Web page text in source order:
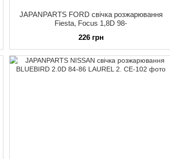
JAPANPARTS FORD свічка розжарювання
Fiesta, Focus 1,8D 98-
226 грн